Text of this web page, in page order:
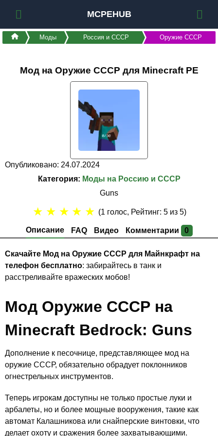
MCPEHUB
Моды Россия и СССР Оружие СССР
Мод на Оружие СССР для Minecraft PE
Опубликовано: 24.07.2024
Категория: Моды на Россию и СССР
Guns
Описание FAQ Видео Комментарии 0
★ ★ ★ ★ ★ (1 голос, Рейтинг:5 из 5)
Скачайте Мод на Оружие СССР для Майнкрафт на
телефон бесплатно: забирайтесь в танк и
расстреливайте вражеских мобов!
Мод Оружие СССР на
Minecraft Bedrock: Guns
Дополнение к песочнице, представляющее мод на
оружие СССР, обязательно обрадует поклонников
огнестрельных инструментов.
Теперь игрокам доступны не только простые луки и
арбалеты, но и более мощные вооружения, такие как
автомат Калашникова или снайперские винтовки, что
делает охоту и сражения более захватывающими.